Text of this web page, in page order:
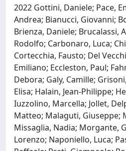
2022 Gottini, Daniele; Pace,
Andrea; Bianucci, Giovanni;
Brienza, Daniele; Brucalassi,
Rodolfo; Carbonaro, Luca;
Cortecchia, Fausto; Del
Emiliano; Eccleston, Paul;
Debora; Galy, Camille;
Elisa; Halain, Jean-Philippe;
Iuzzolino, Marcella; Jollet,
Matteo; Malaguti, Giuseppe;
Missaglia, Nadia; Morgante,
Lorenzo; Naponiello, Luca;